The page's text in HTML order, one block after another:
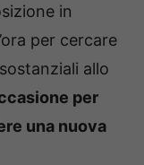
in
per cercare
allo
per
una nuova